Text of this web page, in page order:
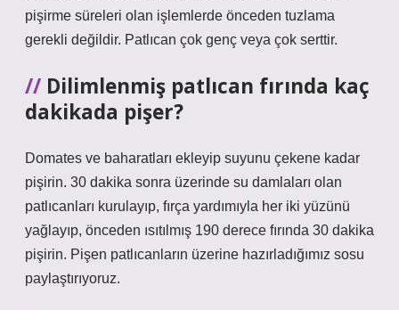
pişirme süreleri olan işlemlerde önceden tuzlama
gerekli değildir. Patlıcan çok genç veya çok serttir.
Dilimlenmiş patlıcan fırında kaç
dakikada pişer?
Domates ve baharatları ekleyip suyunu çekene kadar
pişirin. 30 dakika sonra üzerinde su damlaları olan
patlıcanları kurulayıp, fırça yardımıyla her iki yüzünü
yağlayıp, önceden ısıtılmış 190 derece fırında 30 dakika
pişirin. Pişen patlıcanların üzerine hazırladığımız sosu
paylaştırıyoruz.